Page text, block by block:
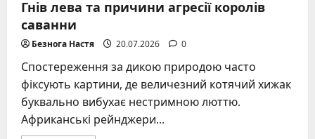
Гнів лева та причини агресії королів
саванни
Безнога Настя 20.07.2026 0
Спостереження за дикою природою часто
фіксують картини, де величезний котячий хижак
буквально вибухає нестримною люттю.
Африканські рейнджери...